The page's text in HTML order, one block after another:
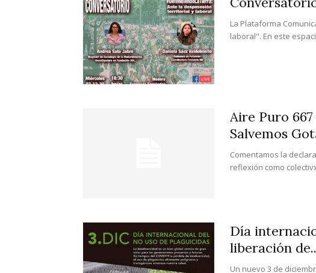
La Plataforma
laboral". En este
Aire Puro
Salvemos
Comentamos la
reflexión como
Día
liberación
Un nuevo 3 de